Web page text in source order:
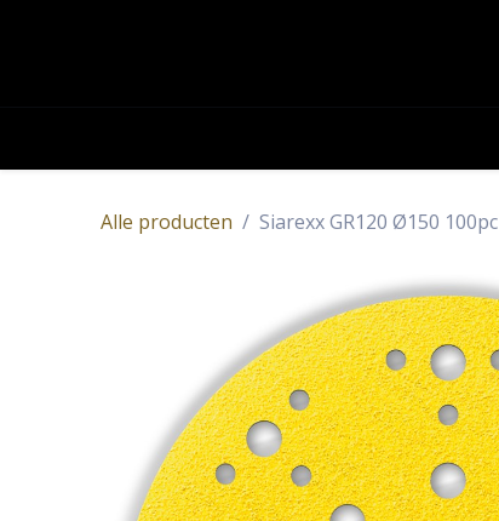
Alle producten Siarexx GR120 Ø150 100pc